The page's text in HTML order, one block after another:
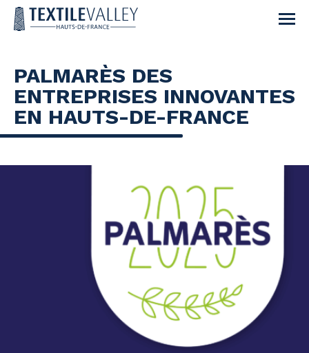
PALMARÈS DES
ENTREPRISES INNOVANTES
EN HAUTS-DE-FRANCE